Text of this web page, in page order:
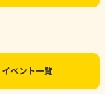
イベント一覧